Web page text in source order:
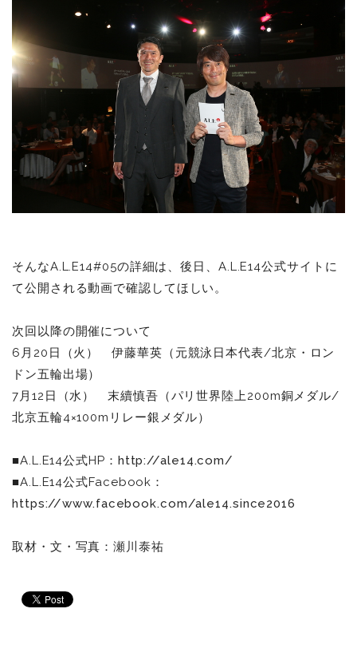
そんなA.L.E14#05の詳細は、後日、A.L.E14公式サイトに
て公開される動画で確認してほしい。
次回以降の開催について
6 月20日（火） 伊藤華英（元競泳日本代表/北京・ロン
ドン五輪出場）
7月12日（水） 末續慎吾（パリ世界陸上200m銅メダル/
北京五輪4×100mリレー銀メダル）
■A.L.E14公式HP： http://ale14.com/
■A.L.E14公式Facebook：
https://www.facebook.com/ale14.since2016
取材・文・写真：瀬川泰祐